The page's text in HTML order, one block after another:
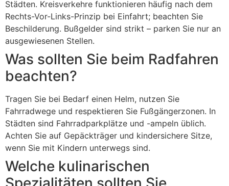
Städten. Kreisverkehre funktionieren häufig nach dem
Rechts-Vor-Links-Prinzip bei Einfahrt; beachten Sie
Beschilderung. Bußgelder sind strikt – parken Sie nur an
ausgewiesenen Stellen.
Was sollten Sie beim Radfahren
beachten?
Tragen Sie bei Bedarf einen Helm, nutzen Sie
Fahrradwege und respektieren Sie Fußgängerzonen. In
Städten sind Fahrradparkplätze und -ampeln üblich.
Achten Sie auf Gepäckträger und kindersichere Sitze,
wenn Sie mit Kindern unterwegs sind.
Welche kulinarischen